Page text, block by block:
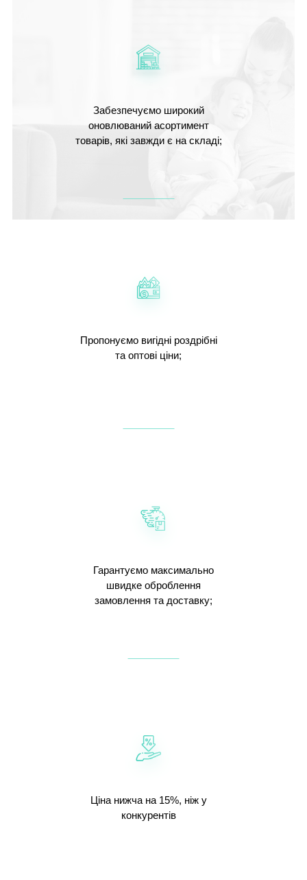
Забезпечуємо широкий
оновлюваний асортимент
товарів, які завжди є на складі;
Пропонуємо вигідні роздрібні
та оптові ціни;
Гарантуємо максимально
швидке оброблення
замовлення та доставку;
Ціна нижча на 15%, ніж у
конкурентів